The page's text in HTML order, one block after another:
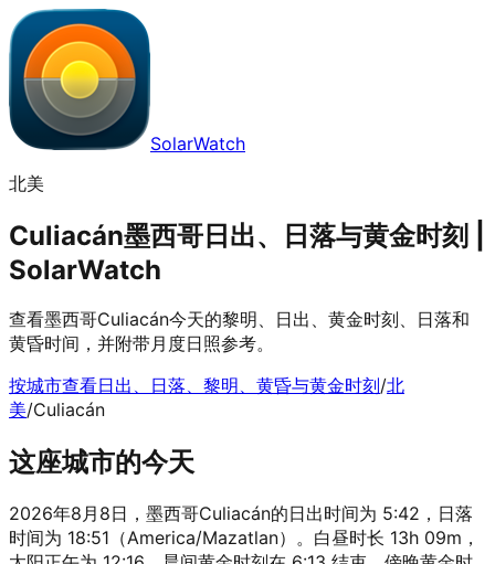
SolarWatch
北美
Culiacán墨西哥日出、日落与黄金时刻 |
SolarWatch
查看墨西哥Culiacán今天的黎明、日出、黄金时刻、日落和
黄昏时间，并附带月度日照参考。
按城市查看日出、日落、黎明、黄昏与黄金时刻/北
美/Culiacán
这座城市的今天
2026年8月8日，墨西哥Culiacán的日出时间为 5:42，日落
时间为 18:51（America/Mazatlan）。白昼时长 13h 09m，